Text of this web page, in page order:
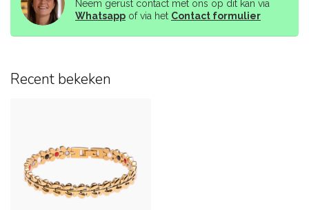
Neem gerust contact met ons op dit kan via
Whatsapp of via het Contact formulier
Recent bekeken